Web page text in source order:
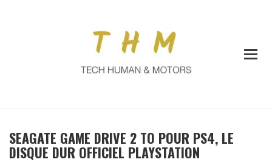
SEAGATE GAME DRIVE 2 TO POUR PS4, LE
DISQUE DUR OFFICIEL PLAYSTATION